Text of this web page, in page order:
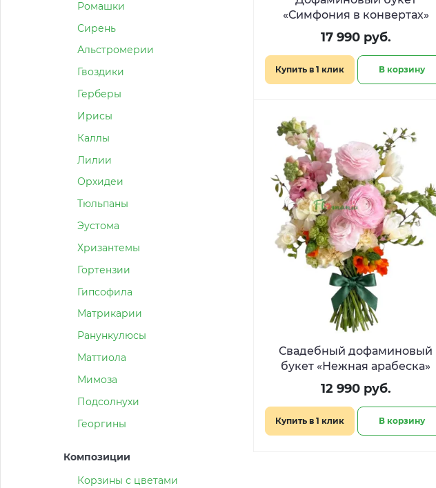
Ромашки
Сирень
Альстромерии
Гвоздики
Герберы
Ирисы
Каллы
Лилии
Орхидеи
Тюльпаны
Эустома
Хризантемы
Гортензии
Гипсофила
Матрикарии
Ранункулюсы
Маттиола
Мимоза
Подсолнухи
Георгины
Композиции
Корзины с цветами
«Симфония в конвертах»
17 990 руб.
Купить в 1 клик В корзину
Свадебный дофаминовый
букет «Нежная арабеска»
12 990 руб.
Купить в 1 клик В корзину